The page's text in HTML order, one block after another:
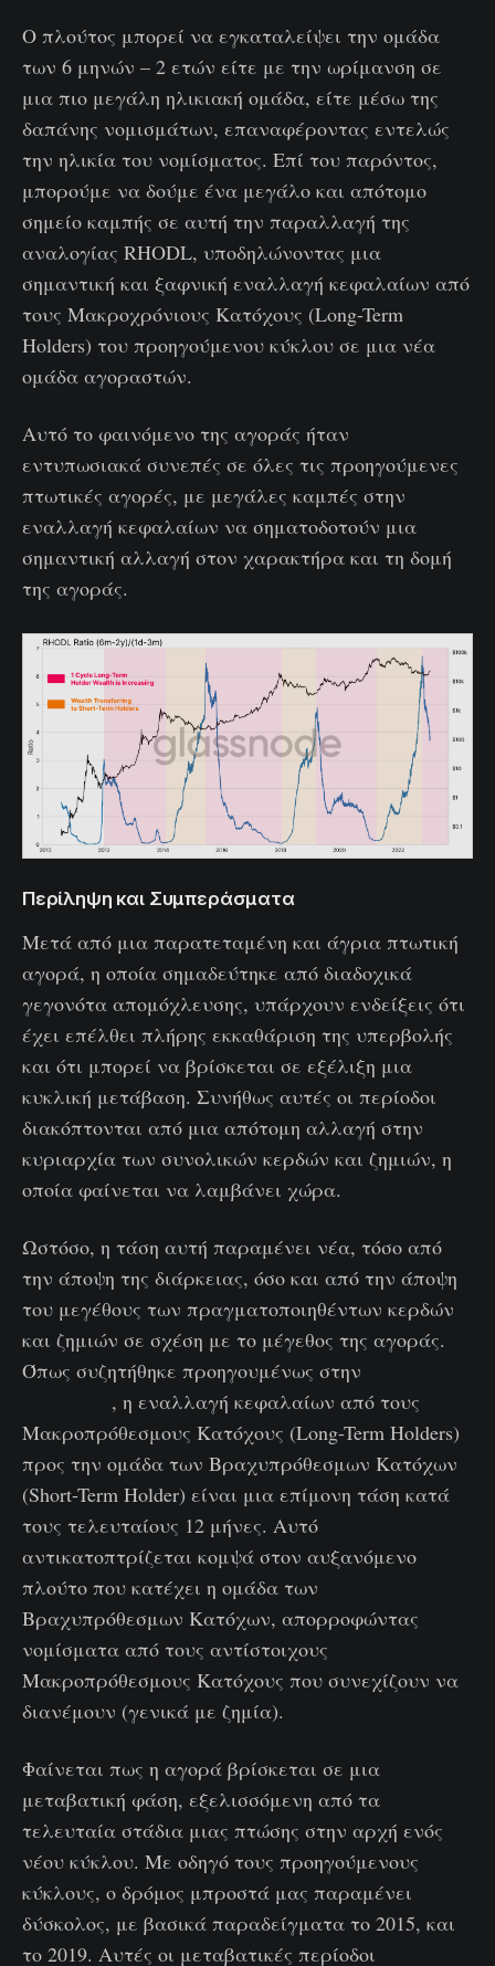
Ο πλούτος μπορεί να εγκαταλείψει την ομάδα
των 6 μηνών – 2 ετών είτε με την ωρίμανση σε
μια πιο μεγάλη ηλικιακή ομάδα, είτε μέσω της
δαπάνης νομισμάτων, επαναφέροντας εντελώς
την ηλικία του νομίσματος. Επί του παρόντος,
μπορούμε να δούμε ένα μεγάλο και απότομο
σημείο καμπής σε αυτή την παραλλαγή της
αναλογίας RHODL, υποδηλώνοντας μια
σημαντική και ξαφνική εναλλαγή κεφαλαίων από
τους Μακροχρόνιους Κατόχους (Long-Term
Holders) του προηγούμενου κύκλου σε μια νέα
ομάδα αγοραστών.
Αυτό το φαινόμενο της αγοράς ήταν
εντυπωσιακά συνεπές σε όλες τις προηγούμενες
πτωτικές αγορές, με μεγάλες καμπές στην
εναλλαγή κεφαλαίων να σηματοδοτούν μια
σημαντική αλλαγή στον χαρακτήρα και τη δομή
της αγοράς.
Περίληψη και Συμπεράσματα
Μετά από μια παρατεταμένη και άγρια πτωτική
αγορά, η οποία σημαδεύτηκε από διαδοχικά
γεγονότα απομόχλευσης, υπάρχουν ενδείξεις ότι
έχει επέλθει πλήρης εκκαθάριση της υπερβολής
και ότι μπορεί να βρίσκεται σε εξέλιξη μια
κυκλική μετάβαση. Συνήθως αυτές οι περίοδοι
διακόπτονται από μια απότομη αλλαγή στην
κυριαρχία των συνολικών κερδών και ζημιών, η
οποία φαίνεται να λαμβάνει χώρα.
Ωστόσο, η τάση αυτή παραμένει νέα, τόσο από
την άποψη της διάρκειας, όσο και από την άποψη
του μεγέθους των πραγματοποιηθέντων κερδών
και ζημιών σε σχέση με το μέγεθος της αγοράς.
Όπως συζητήθηκε προηγουμένως στην
, η εναλλαγή κεφαλαίων από τους
Μακροπρόθεσμους Κατόχους (Long-Term Holders)
προς την ομάδα των Βραχυπρόθεσμων Κατόχων
(Short-Term Holder) είναι μια επίμονη τάση κατά
τους τελευταίους 12 μήνες. Αυτό
αντικατοπτρίζεται κομψά στον αυξανόμενο
πλούτο που κατέχει η ομάδα των
Βραχυπρόθεσμων Κατόχων, απορροφώντας
νομίσματα από τους αντίστοιχους
Μακροπρόθεσμους Κατόχους που συνεχίζουν να
διανέμουν (γενικά με ζημία).
Φαίνεται πως η αγορά βρίσκεται σε μια
μεταβατική φάση, εξελισσόμενη από τα
τελευταία στάδια μιας πτώσης στην αρχή ενός
νέου κύκλου. Με οδηγό τους προηγούμενους
κύκλους, ο δρόμος μπροστά μας παραμένει
δύσκολος, με βασικά παραδείγματα το 2015, και
το 2019. Αυτές οι μεταβατικές περίοδοι